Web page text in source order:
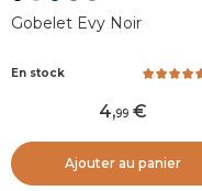
Gobelet Evy Noir
En stock
4,99
Ajouter au panier